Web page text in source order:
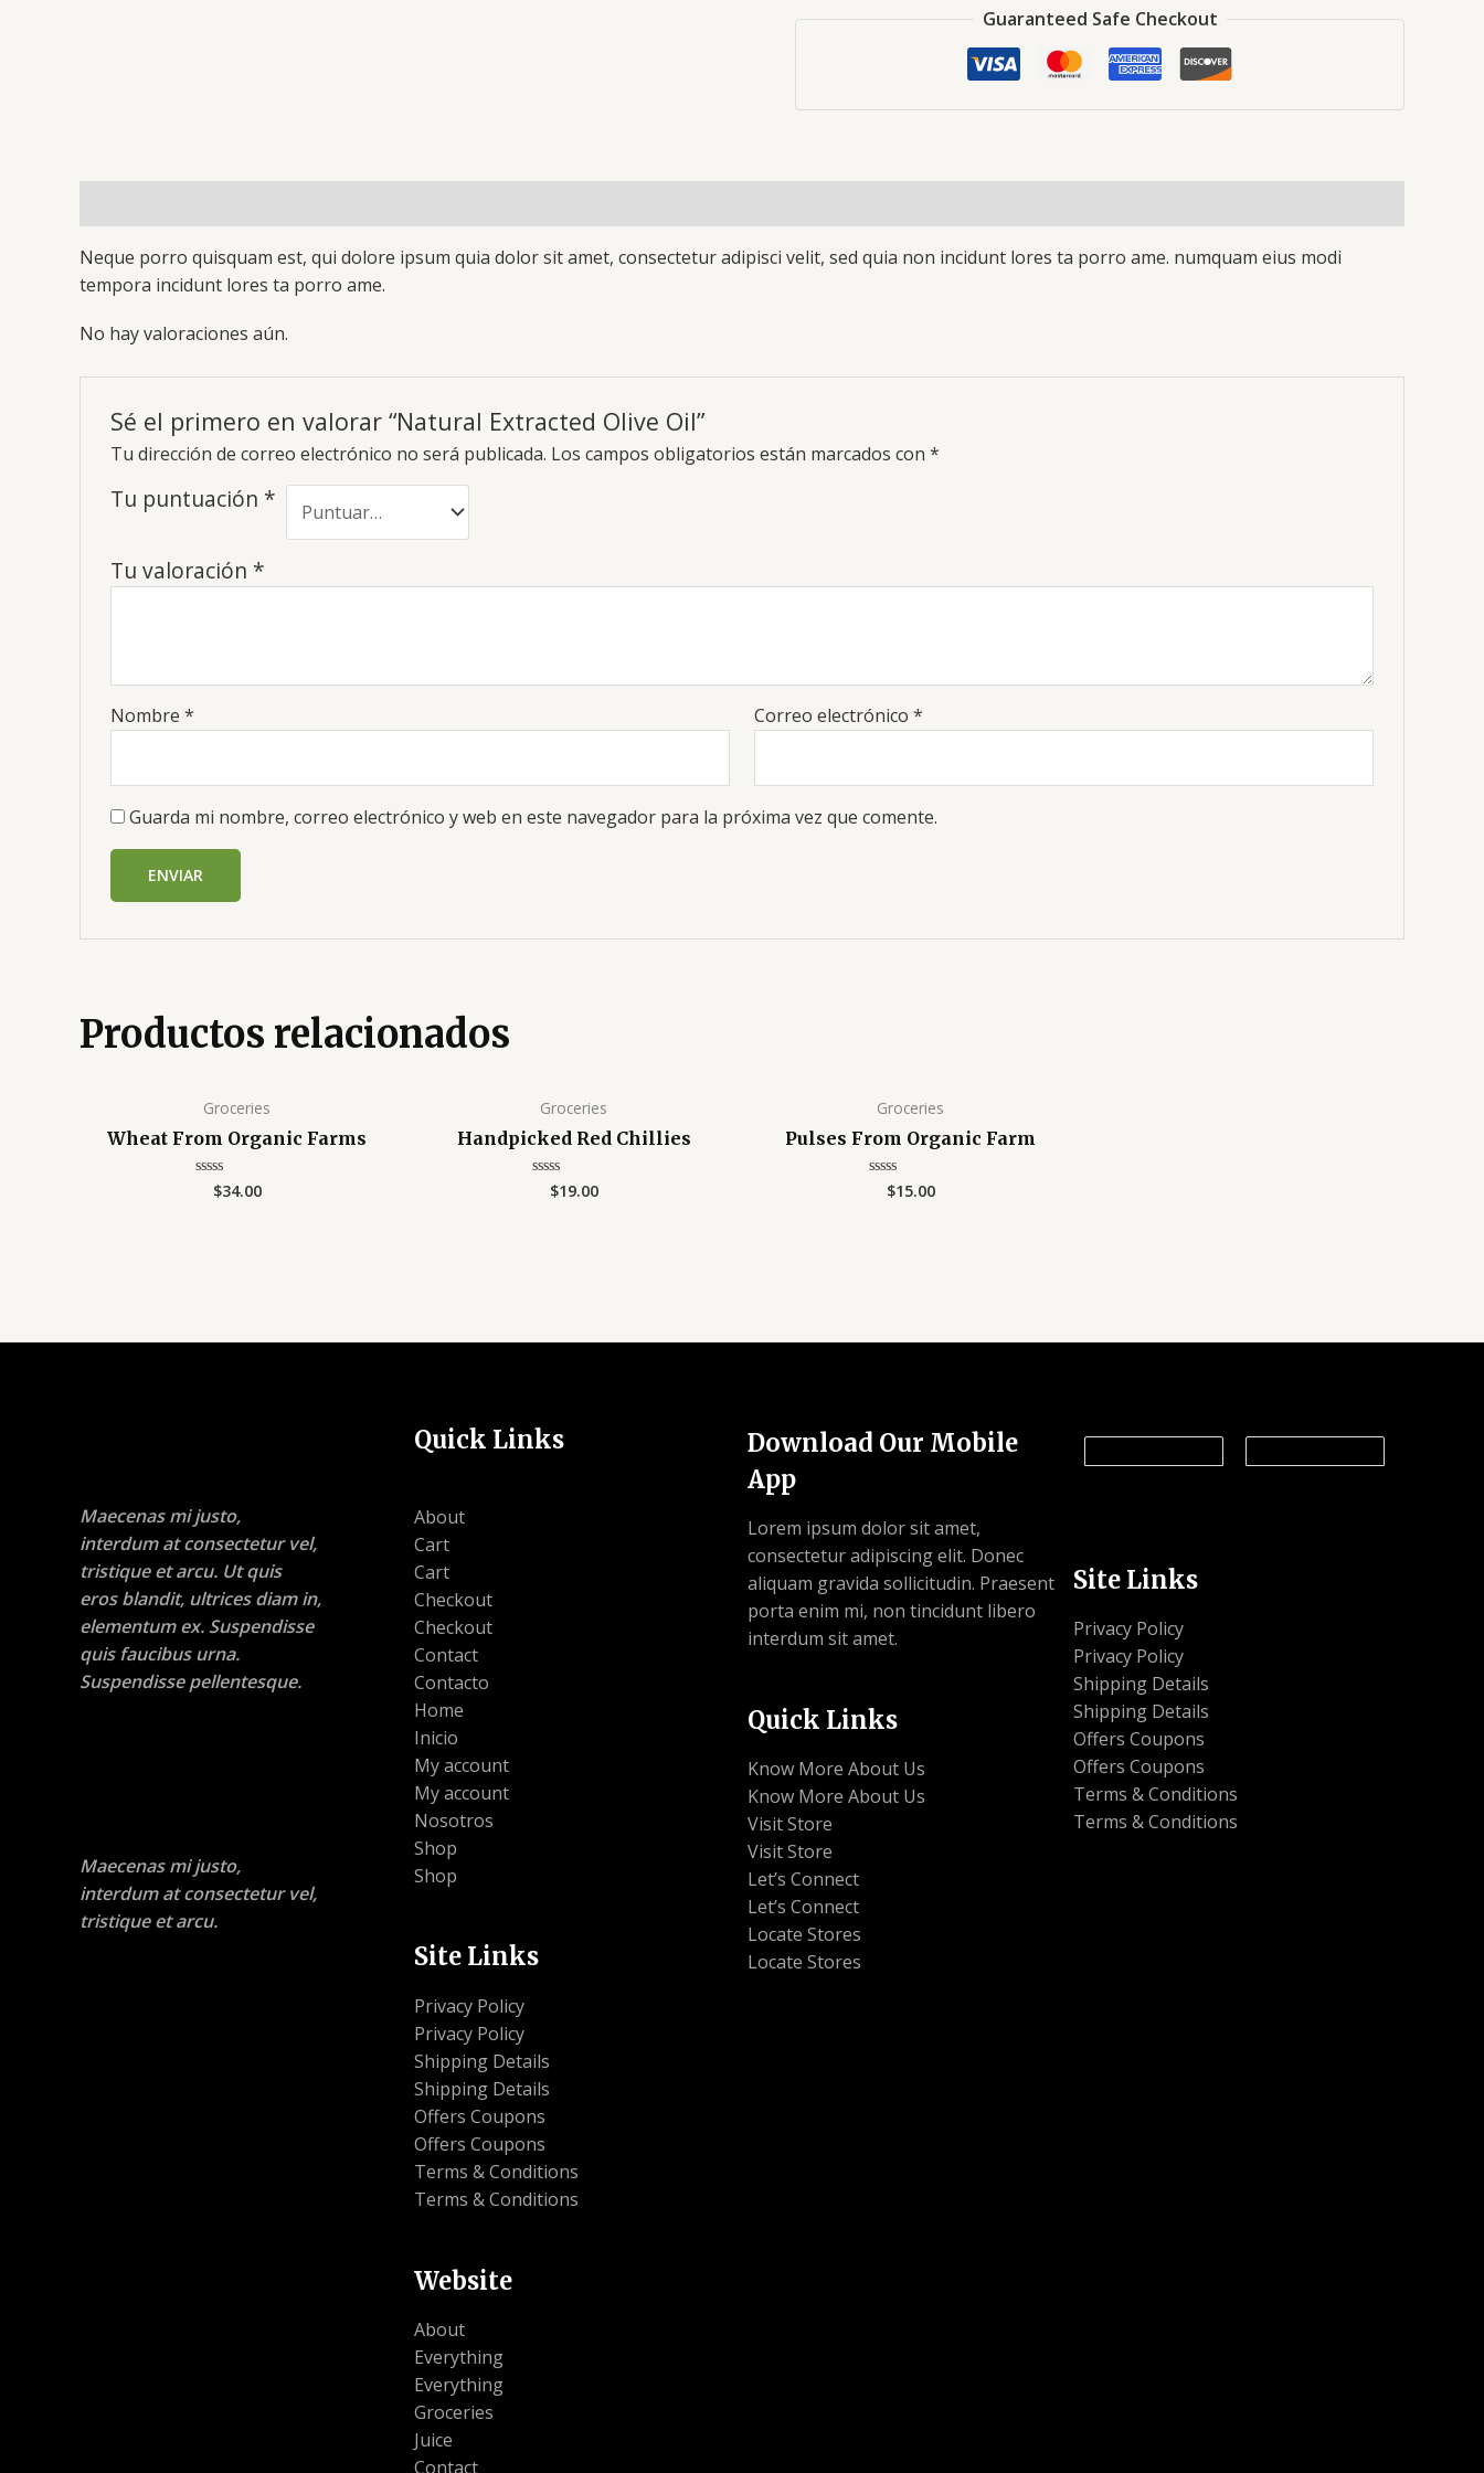
cantidad
Guaranteed Safe Checkout
Neque porro quisquam est, qui dolore ipsum quia dolor sit amet, consectetur adipisci velit, sed quia non incidunt lores ta porro ame. numquam eius modi
tempora incidunt lores ta porro ame.
No hay valoraciones aún.
Sé el primero en valorar “Natural Extracted Olive Oil”
Tu dirección de correo electrónico no será publicada. Los campos obligatorios están marcados con *
Tu puntuación *
Tu valoración *
Nombre * Correo electrónico*
Guarda mi nombre, correo electrónico y web en este navegador para la próxima vez que comente.
Productos relacionados
Groceries
Wheat From Organic Farms
Valorado
con
$34.00
Groceries
Handpicked Red Chillies
Valorado
con
$19.00
Groceries
Pulses From Organic Farm
Valorado
con
$15.00
Maecenas mi justo,
interdum at consectetur vel,
tristique et arcu. Ut quis
eros blandit, ultrices diam in,
elementum ex. Suspendisse
quis faucibus urna.
Suspendisse pellentesque.
Maecenas mi justo,
interdum at consectetur vel,
tristique et arcu.
Quick Links
About
Cart
Cart
Checkout
Checkout
Contact
Contacto
Home
Inicio
My account
My account
Nosotros
Shop
Shop
Site Links
Privacy Policy
Privacy Policy
Shipping Details
Shipping Details
Offers Coupons
Offers Coupons
Terms & Conditions
Terms & Conditions
Website
About
Everything
Everything
Groceries
Juice
Contact
Download Our Mobile
App
Lorem ipsum dolor sit amet,
consectetur adipiscing elit. Donec
aliquam gravida sollicitudin. Praesent
porta enim mi, non tincidunt libero
interdum sit amet.
Quick Links
Know More About Us
Know More About Us
Visit Store
Visit Store
Let’s Connect
Let’s Connect
Locate Stores
Locate Stores
Site Links
Privacy Policy
Privacy Policy
Shipping Details
Shipping Details
Offers Coupons
Offers Coupons
Terms & Conditions
Terms & Conditions